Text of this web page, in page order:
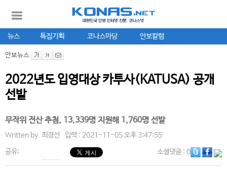
뉴스 특집기획 코나스마당 안보칼럼
안보뉴스
2022년도 입영대상 카투사(KATUSA) 공개
선발
무작위 전산 추첨, 13,339명 지원해 1,760명 선발
Written by. 최경선 입력 : 2021-11-05 오후 3:47:55
공유: 소셜댓글: 0